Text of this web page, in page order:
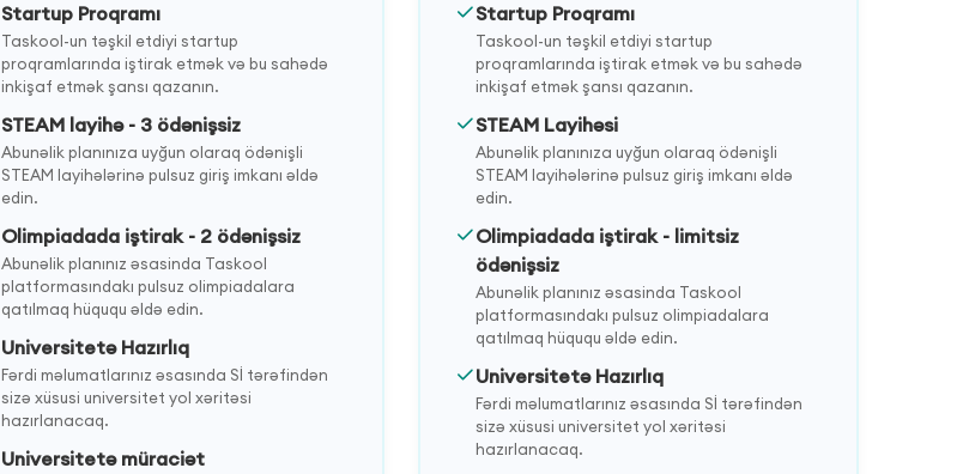
Startup Proqramı
Taskool-un təşkil etdiyi startup
proqramlarında iştirak etmək və bu sahədə
inkişaf etmək şansı qazanın.
STEAM layihə - 3 ödənişsiz
Abunəlik planınıza uyğun olaraq ödənişli
STEAM layihələrinə pulsuz giriş imkanı əldə
edin.
Olimpiadada iştirak - 2 ödənişsiz
Abunəlik planınız əsasinda Taskool
platformasındakı pulsuz olimpiadalara
qatılmaq hüququ əldə edin.
Universitetə Hazırlıq
Fərdi məlumatlarınız əsasında Sİ tərəfindən
sizə xüsusi universitet yol xəritəsi
hazırlanacaq.
Universitetə müraciət
Startup Proqramı
Taskool-un təşkil etdiyi startup
proqramlarında iştirak etmək və bu sahədə
inkişaf etmək şansı qazanın.
STEAM Layihəsi
Abunəlik planınıza uyğun olaraq ödənişli
STEAM layihələrinə pulsuz giriş imkanı əldə
edin.
Olimpiadada iştirak - limitsiz
ödənişsiz
Abunəlik planınız əsasinda Taskool
platformasındakı pulsuz olimpiadalara
qatılmaq hüququ əldə edin.
Universitetə Hazırlıq
Fərdi məlumatlarınız əsasında Sİ tərəfindən
sizə xüsusi universitet yol xəritəsi
hazırlanacaq.